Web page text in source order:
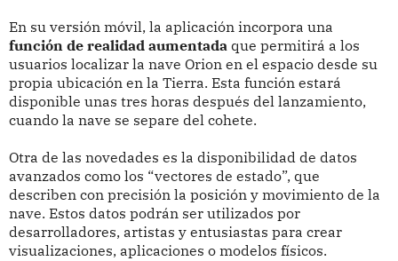
En su versión móvil, la aplicación incorpora una
función de realidad aumentada que permitirá a los
usuarios localizar la nave Orion en el espacio desde su
propia ubicación en la Tierra. Esta función estará
disponible unas tres horas después del lanzamiento,
cuando la nave se separe del cohete.
Otra de las novedades es la disponibilidad de datos
avanzados como los “vectores de estado”, que
describen con precisión la posición y movimiento de la
nave. Estos datos podrán ser utilizados por
desarrolladores, artistas y entusiastas para crear
visualizaciones, aplicaciones o modelos físicos.